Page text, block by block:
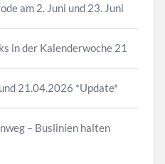
am 2. Juni und 23. Juni
in der Kalenderwoche 21
21.04.2026 *Update*
– Buslinien halten